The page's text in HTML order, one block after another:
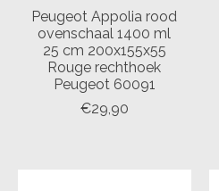
Peugeot Appolia rood
ovenschaal 1400 ml
25 cm 200x155x55
Rouge rechthoek
Peugeot 60091
€29,90